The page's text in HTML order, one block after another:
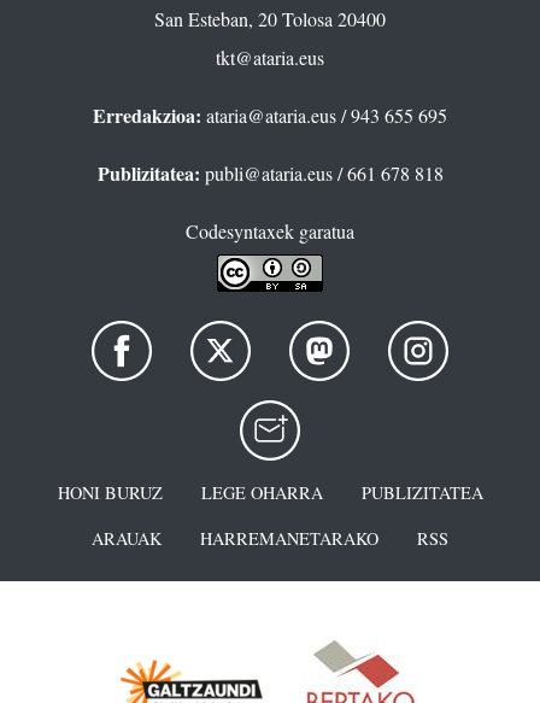
San Esteban, 20 Tolosa 20400
tkt@ataria.eus
Erredakzioa: ataria@ataria.eus/ 943 655 695
Publizitatea: publi@ataria.eus/ 661 678 818
Codesyntaxek garatua
HONI BURUZ LEGE OHARRA
PUBLIZITATEA
ARAUAK
HARREMANETARAKO RSS